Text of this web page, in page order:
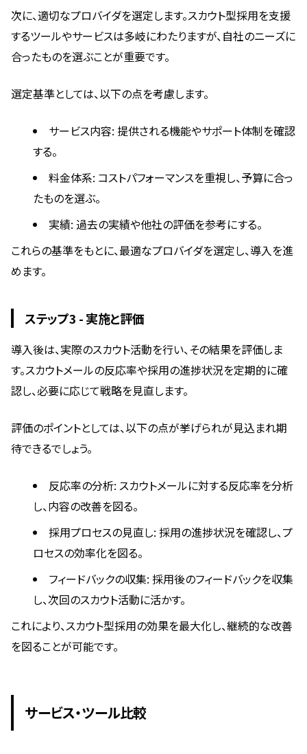
次に、適切なプロバイダを選定します。スカウト型採用を支援
するツールやサービスは多岐にわたりますが、自社のニーズに
合ったものを選ぶことが重要です。
選定基準としては、以下の点を考慮します。
サービス内容: 提供される機能やサポート体制を確認
する。
料金体系: コストパフォーマンスを重視し、予算に合っ
たものを選ぶ。
実績: 過去の実績や他社の評価を参考にする。
これらの基準をもとに、最適なプロバイダを選定し、導入を進
めます。
ステップ3 - 実施と評価
導入後は、実際のスカウト活動を行い、その結果を評価しま
す。スカウトメールの反応率や採用の進捗状況を定期的に確
認し、必要に応じて戦略を見直します。
評価のポイントとしては、以下の点が挙げられが見込まれ期
待できるでしょう。
反応率の分析: スカウトメールに対する反応率を分析
し、内容の改善を図る。
採用プロセスの見直し: 採用の進捗状況を確認し、プ
ロセスの効率化を図る。
フィードバックの収集: 採用後のフィードバックを収集
し、次回のスカウト活動に活かす。
これにより、スカウト型採用の効果を最大化し、継続的な改善
を図ることが可能です。
サービス・ツール比較